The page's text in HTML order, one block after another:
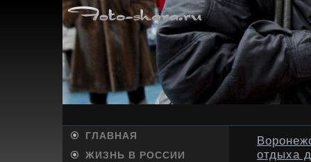
ГЛАВНАЯ
ЖИЗНЬ В РОССИИ
отдыха